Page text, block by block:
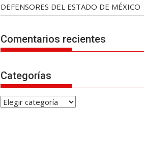
DEFENSORES DEL ESTADO DE MÉXICO
Comentarios recientes
Categorías
C